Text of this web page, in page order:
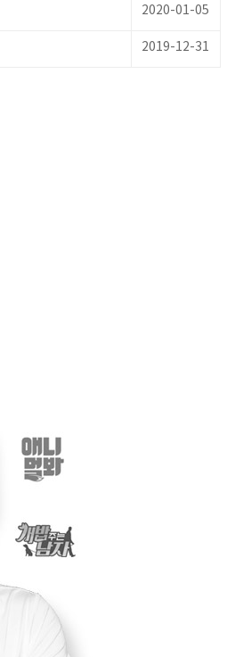
2020-01-05
2019-12-31